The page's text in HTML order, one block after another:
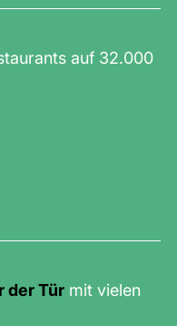
auf 32.000
der Türmit vielen